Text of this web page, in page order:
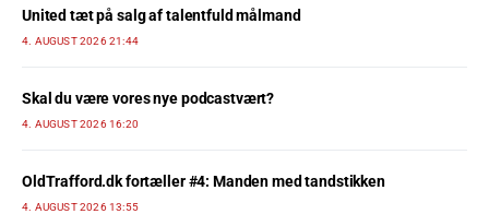
United tæt på salg af talentfuld målmand
4. AUGUST 2026 21:44
Skal du være vores nye podcastvært?
4. AUGUST 2026 16:20
OldTrafford.dk fortæller #4: Manden med tandstikken
4. AUGUST 2026 13:55